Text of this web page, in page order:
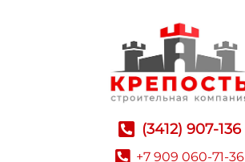
(3412) 907-136
+7 909 060-71-36